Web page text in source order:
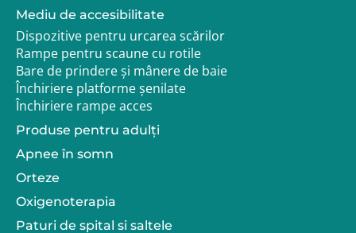
Mediu de accesibilitate
Dispozitive pentru urcarea scărilor
Rampe pentru scaune cu rotile
Bare de prindere și mânere de baie
Închiriere platforme șenilate
Închiriere rampe acces
Produse pentru adulţi
Apnee în somn
Orteze
Oxigenoterapia
Paturi de spital si saltele